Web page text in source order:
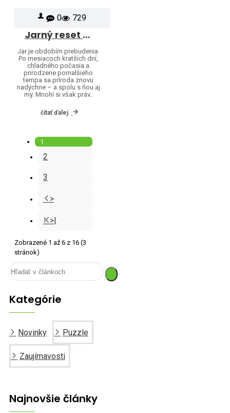
0 729
Jarný reset mysle: Ako vám puzzle pomôžu zrelaxovať po zime
Jar je obdobím prebudenia.
Po mesiacoch kratších dní,
chladného počasia a
prirodzene pomalšieho
tempa sa príroda znovu
nadýchne – a spolu s ňou aj
my. Mnohí si však práv..
čítať ďalej
1
2
3
>
>|
Zobrazené 1 až 6 z 16 (3
stránok)
Kategórie
Novinky Puzzle
Zaujímavosti
Najnovšie články